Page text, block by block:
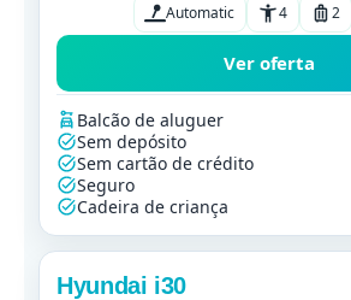
Automatic 4 2
Ver oferta
Balcão de aluguer
Sem depósito
Sem cartão de crédito
Seguro
Cadeira de criança
Hyundai i30